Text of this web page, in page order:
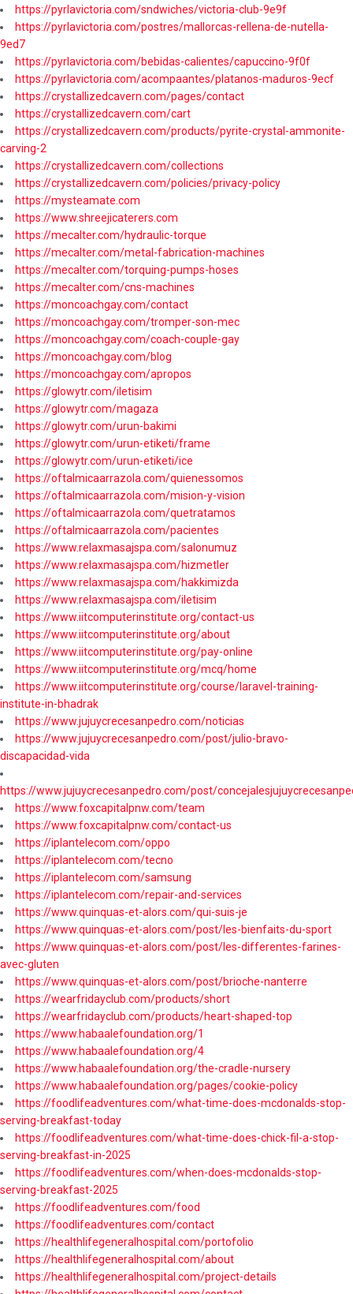
https://pyrlavictoria.com/sndwiches/victoria-club-9e9f
https://pyrlavictoria.com/postres/mallorcas-rellena-de-nutella-
9ed7
https://pyrlavictoria.com/bebidas-calientes/capuccino-9f0f
https://pyrlavictoria.com/acompaantes/platanos-maduros-9ecf
https://crystallizedcavern.com/pages/contact
https://crystallizedcavern.com/cart
https://crystallizedcavern.com/products/pyrite-crystal-ammonite-
carving-2
https://crystallizedcavern.com/collections
https://crystallizedcavern.com/policies/privacy-policy
https://mysteamate.com
https://www.shreejicaterers.com
https://mecalter.com/hydraulic-torque
https://mecalter.com/metal-fabrication-machines
https://mecalter.com/torquing-pumps-hoses
https://mecalter.com/cns-machines
https://moncoachgay.com/contact
https://moncoachgay.com/tromper-son-mec
https://moncoachgay.com/coach-couple-gay
https://moncoachgay.com/blog
https://moncoachgay.com/apropos
https://glowytr.com/iletisim
https://glowytr.com/magaza
https://glowytr.com/urun-bakimi
https://glowytr.com/urun-etiketi/frame
https://glowytr.com/urun-etiketi/ice
https://oftalmicaarrazola.com/quienessomos
https://oftalmicaarrazola.com/mision-y-vision
https://oftalmicaarrazola.com/quetratamos
https://oftalmicaarrazola.com/pacientes
https://www.relaxmasajspa.com/salonumuz
https://www.relaxmasajspa.com/hizmetler
https://www.relaxmasajspa.com/hakkimizda
https://www.relaxmasajspa.com/iletisim
https://www.iitcomputerinstitute.org/contact-us
https://www.iitcomputerinstitute.org/about
https://www.iitcomputerinstitute.org/pay-online
https://www.iitcomputerinstitute.org/mcq/home
https://www.iitcomputerinstitute.org/course/laravel-training-
institute-in-bhadrak
https://www.jujuycrecesanpedro.com/noticias
https://www.jujuycrecesanpedro.com/post/julio-bravo-
discapacidad-vida
https://www.jujuycrecesanpedro.com/post/
https://www.foxcapitalpnw.com/team
https://www.foxcapitalpnw.com/contact-us
https://iplantelecom.com/oppo
https://iplantelecom.com/tecno
https://iplantelecom.com/samsung
https://iplantelecom.com/repair-and-services
https://www.quinquas-et-alors.com/qui-suis-je
https://www.quinquas-et-alors.com/post/les-bienfaits-du-sport
https://www.quinquas-et-alors.com/post/les-differentes-farines-
avec-gluten
https://www.quinquas-et-alors.com/post/brioche-nanterre
https://wearfridayclub.com/products/short
https://wearfridayclub.com/products/heart-shaped-top
https://www.habaalefoundation.org/1
https://www.habaalefoundation.org/4
https://www.habaalefoundation.org/the-cradle-nursery
https://www.habaalefoundation.org/pages/cookie-policy
https://foodlifeadventures.com/what-time-does-mcdonalds-stop-
serving-breakfast-today
https://foodlifeadventures.com/what-time-does-chick-fil-a-stop-
serving-breakfast-in-2025
https://foodlifeadventures.com/when-does-mcdonalds-stop-
serving-breakfast-2025
https://foodlifeadventures.com/food
https://foodlifeadventures.com/contact
https://healthlifegeneralhospital.com/portofolio
https://healthlifegeneralhospital.com/about
https://healthlifegeneralhospital.com/project-details